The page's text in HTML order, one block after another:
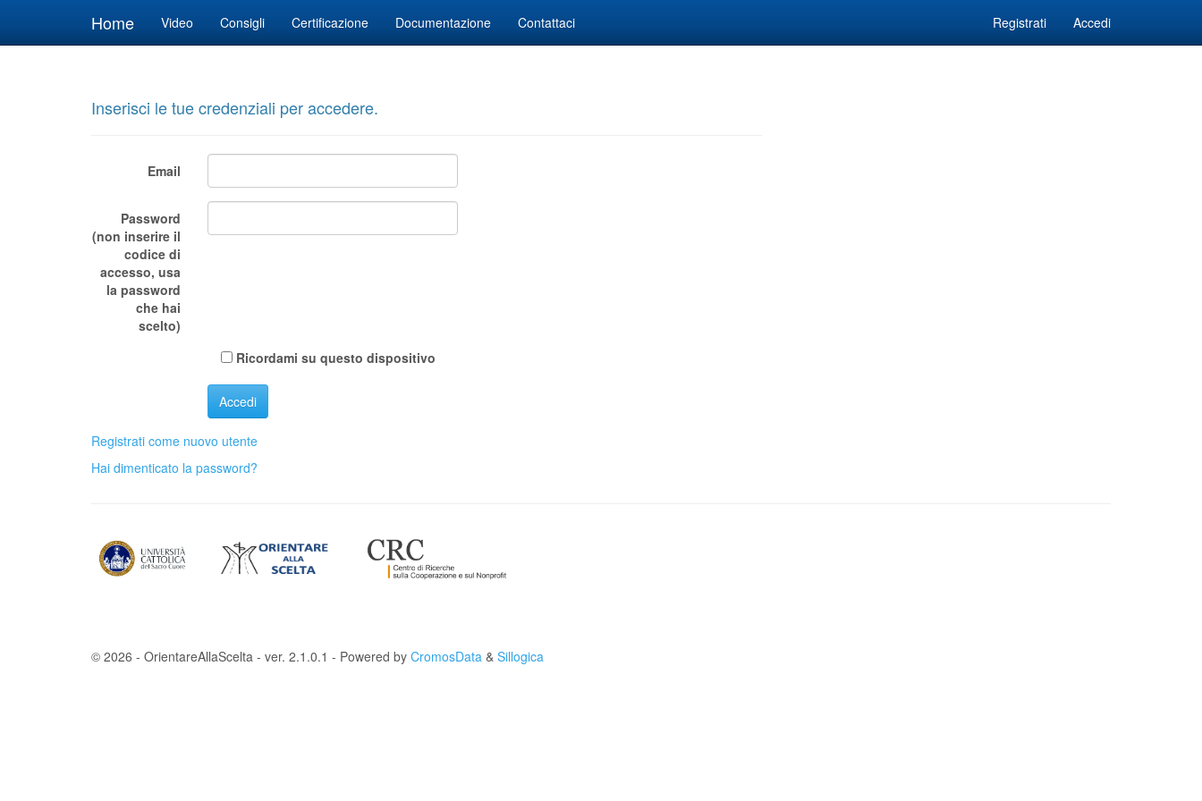
Home Video Consigli Certificazione Documentazione Contattaci Registrati Accedi
Inserisci le tue credenziali per accedere.
Email
Password
(non inserire il
codice di
accesso, usa
la password
che hai
scelto)
Ricordami su questo dispositivo
Registrati come nuovo utente
Hai dimenticato la password?
© 2026 - OrientareAllaScelta - ver. 2.1.0.1 - Powered by CromosData & Sillogica